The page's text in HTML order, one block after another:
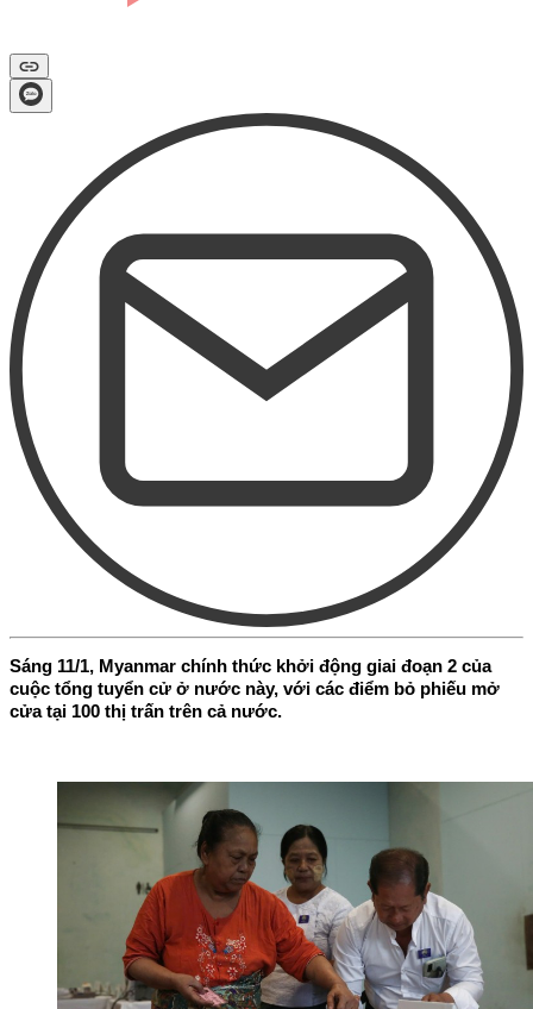
Sáng 11/1, Myanmar chính thức khởi động giai đoạn 2 của
cuộc tổng tuyển cử ở nước này, với các điểm bỏ phiếu mở
cửa tại 100 thị trấn trên cả nước.